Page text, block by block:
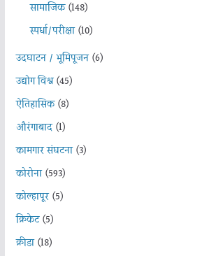
सामाजिक(148)
स्पर्धा/परीक्षा(10)
उदघाटन / भूमिपूजन(6)
उद्योग विश्व(45)
ऐतिहासिक(8)
औरंगाबाद(1)
कामगार संघटना(3)
कोरोना(593)
कोल्हापूर(5)
क्रिकेट(5)
क्रीडा(18)